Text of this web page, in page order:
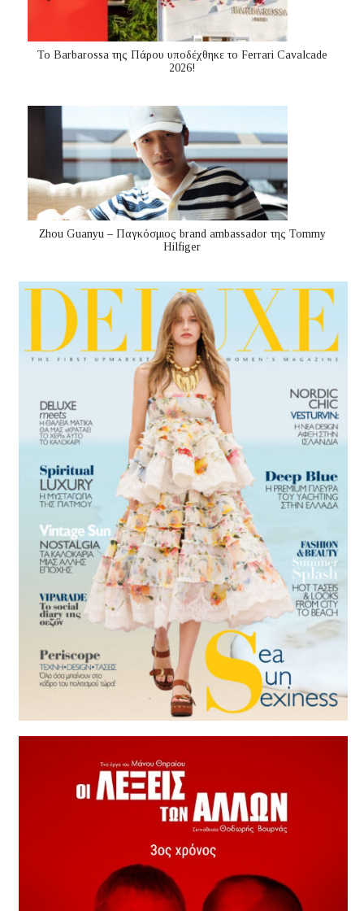
Το Barbarossa της Πάρου υποδέχθηκε το Ferrari Cavalcade
2026!
Zhou Guanyu – Παγκόσμιος brand ambassador της Tommy
Hilfiger